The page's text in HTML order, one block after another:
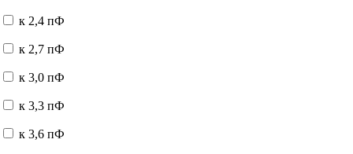
к 2,4 пФ
к 2,7 пФ
к 3,0 пФ
к 3,3 пФ
к 3,6 пФ